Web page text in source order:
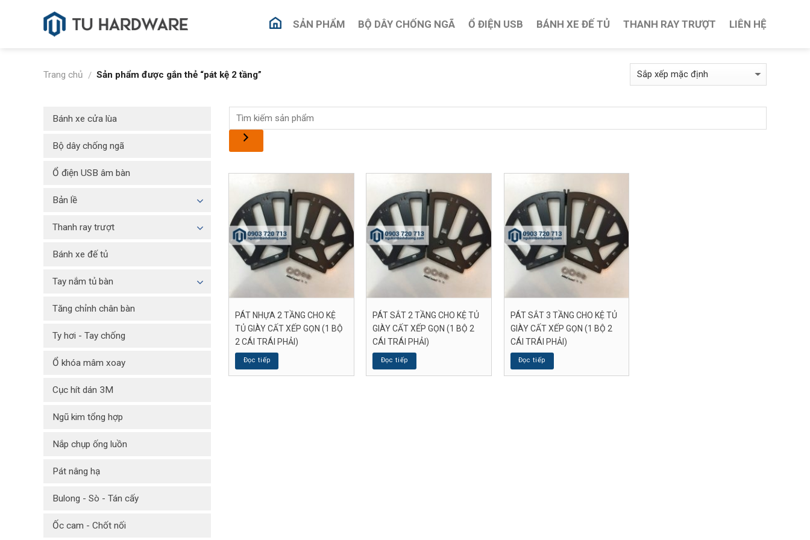
SẢN PHẨM BỘ DÂY CHỐNG NGÃ Ổ ĐIỆN USB BÁNH XE ĐẾ TỦ THANH RAY TRƯỢT LIÊN HỆ
Trang chủ / Sản phẩm được gắn thẻ “pát kệ 2 tầng”
Bánh xe cửa lùa
Bộ dây chống ngã
Ổ điện USB âm bàn
Bản lề
Thanh ray trượt
Bánh xe đế tủ
Tay nắm tủ bàn
Tăng chỉnh chân bàn
Ty hơi - Tay chống
Ổ khóa mâm xoay
Cục hít dán 3M
Ngũ kim tổng hợp
Nắp chụp ống luồn
Pát nâng hạ
Bulong - Sò - Tán cấy
Ốc cam - Chốt nối
PÁT NHỰA 2 TẦNG CHO KỆ
TỦ GIÀY CẤT XẾP GỌN (1 BỘ
2 CÁI TRÁI PHẢI)
Đọc tiếp
PÁT SẮT 2 TẦNG CHO KỆ TỦ
GIÀY CẤT XẾP GỌN (1 BỘ 2
CÁI TRÁI PHẢI)
Đọc tiếp
PÁT SẮT 3 TẦNG CHO KỆ TỦ
GIÀY CẤT XẾP GỌN (1 BỘ 2
CÁI TRÁI PHẢI)
Đọc tiếp